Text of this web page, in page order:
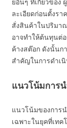
ละเอียดก่อนตั้งรา
สั่งสินค้าในปริมา
อาจทำให้ต้นทุนต่
ค้างสต๊อก ดังนั้นก
สำคัญในการดำเ
แนวโน้มการ
แนวโน้มของการ
เฉพาะในยุคที่เท